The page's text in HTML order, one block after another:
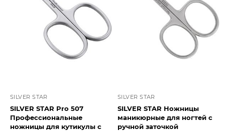
SILVER STAR
SILVER STAR Pro 507
Профессиональные
ножницы для кутикулы с
SILVER STAR
SILVER STAR Ножницы
маникюрные для ногтей с
ручной заточкой